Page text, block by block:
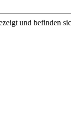
und befinden